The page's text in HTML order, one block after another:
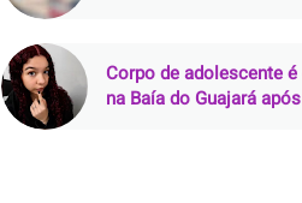
Corpo de adolescente
na Baía do Guajará